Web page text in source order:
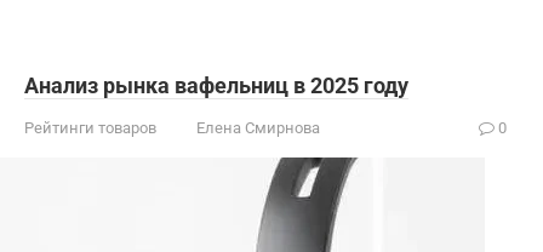
Анализ рынка вафельниц в 2025 году
Рейтинги товаров Елена Смирнова 0